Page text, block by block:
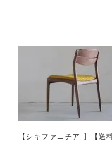
【シキファニチア 】【送